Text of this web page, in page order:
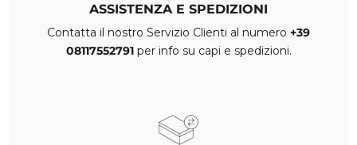
ASSISTENZA E SPEDIZIONI
Contatta il nostro Servizio Clienti al numero +39
08117552791 per info su capi e spedizioni.